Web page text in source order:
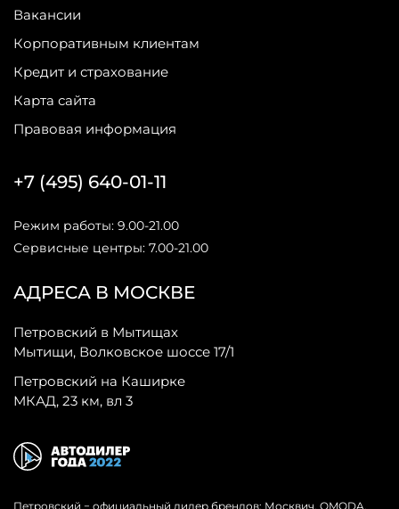
Вакансии
Корпоративным клиентам
Кредит и страхование
Карта сайта
Правовая информация
АДРЕСА В МОСКВЕ
Петровский в Мытищах
Мытищи, Волковское шоссе 17/1
Петровский на Каширке
МКАД, 23 км, вл 3
+7 (495) 640-01-11
Режим работы: 9.00-21.00
Сервисные центры: 7.00-21.00
Петровский − официальный дилер брендов: Москвич, OMODA,